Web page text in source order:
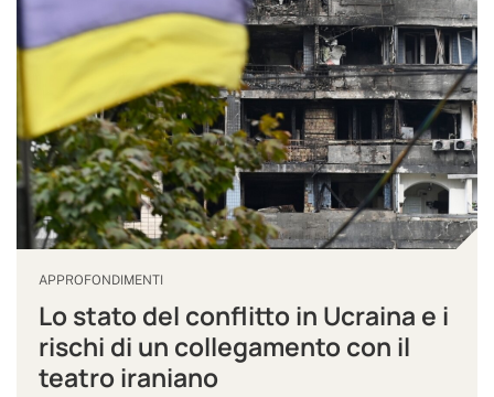
APPROFONDIMENTI
Lo stato del conflitto in Ucraina e i
rischi di un collegamento con il
teatro iraniano